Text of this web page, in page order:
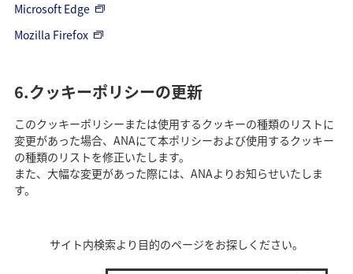
Microsoft Edge
Mozilla Firefox
6.クッキーポリシーの更新
このクッキーポリシーまたは使用するクッキーの種類のリストに
変更があった場合、ANAにて本ポリシーおよび使用するクッキー
の種類のリストを修正いたします。
また、大幅な変更があった際には、ANAよりお知らせいたしま
す。
サイト内検索より目的のページをお探しください。